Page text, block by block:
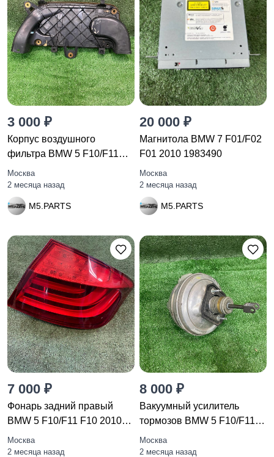
3 000 ₽
Корпус воздушногo
фильтра BMW 5 F10/F11
F10 2010
Москва
2 месяца назад
M5.PARTS
20 000 ₽
Магнитола BMW 7 F01/F02
F01 2010 1983490
Москва
2 месяца назад
M5.PARTS
7 000 ₽
Фонарь задний правый
BMW 5 F10/F11 F10 2010
173462
Москва
2 месяца назад
8 000 ₽
Вакуумный усилитель
тормозов BMW 5 F10/F11
F10
Москва
2 месяца назад